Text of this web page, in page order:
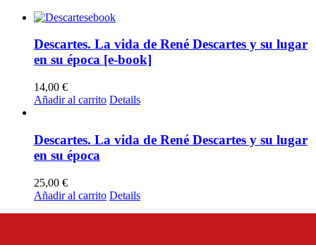
Descartes. La vida de René Descartes y su lugar
en su época [e-book]
14,00 €
Añadir al carrito Details
Descartes. La vida de René Descartes y su lugar
en su época
25,00 €
Añadir al carrito Details